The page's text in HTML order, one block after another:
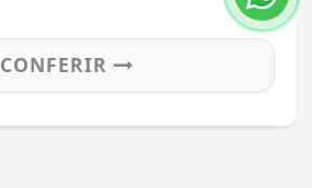
CONFERIR